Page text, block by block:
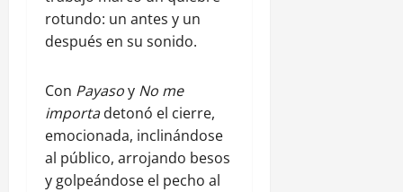
rotundo: un antes y un
después en su sonido.
Con Payasoy No me
importadetonó el cierre,
emocionada, inclinándose
al público, arrojando besos
y golpeándose el pecho al